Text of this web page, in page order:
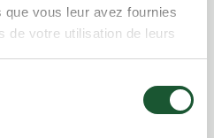
vous leur avez fournies
de votre utilisation de leurs